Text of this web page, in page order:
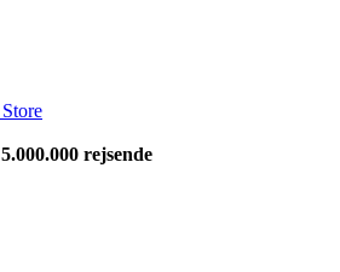
5.000.000 rejsende